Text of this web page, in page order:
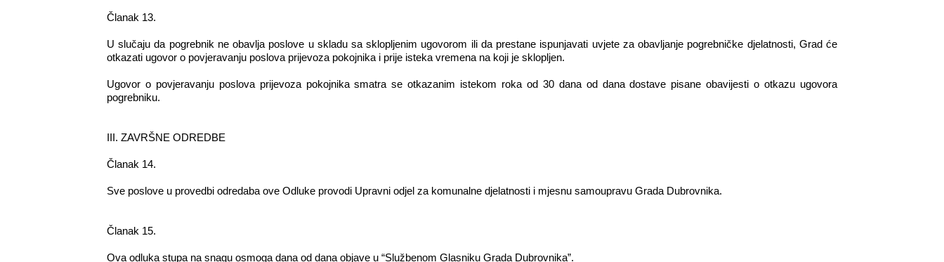
Članak 13.
U slučaju da pogrebnik ne obavlja poslove u skladu sa sklopljenim ugovorom ili da prestane ispunjavati uvjete za obavljanje pogrebničke djelatnosti, Grad će
otkazati ugovor o povjeravanju poslova prijevoza pokojnika i prije isteka vremena na koji je sklopljen.
Ugovor o povjeravanju poslova prijevoza pokojnika smatra se otkazanim istekom roka od 30 dana od dana dostave pisane obavijesti o otkazu ugovora
pogrebniku.
III. ZAVRŠNE ODREDBE
Članak 14.
Sve poslove u provedbi odredaba ove Odluke provodi Upravni odjel za komunalne djelatnosti i mjesnu samoupravu Grada Dubrovnika.
Članak 15.
Ova odluka stupa na snagu osmoga dana od dana objave u “Službenom Glasniku Grada Dubrovnika”.